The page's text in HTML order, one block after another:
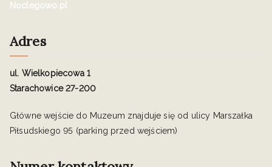
Noclegowo.pl
Adres
ul. Wielkopiecowa 1
Starachowice 27-200
Główne wejście do Muzeum znajduje się od ulicy Marszałka
Piłsudskiego 95 (parking przed wejściem)